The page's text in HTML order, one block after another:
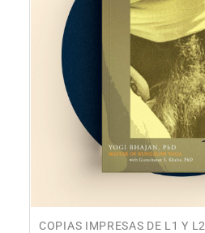
COPIAS IMPRESAS DE L1 Y L2